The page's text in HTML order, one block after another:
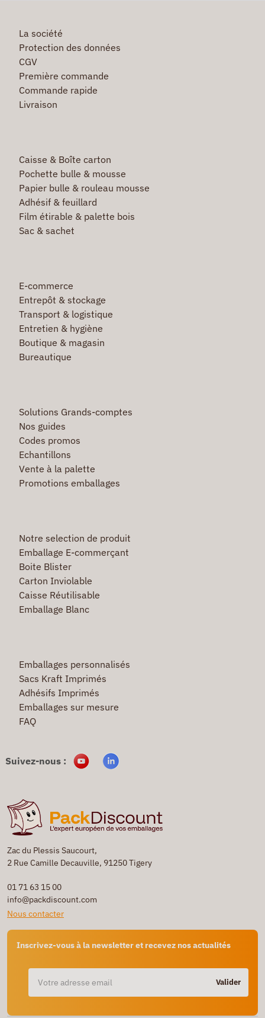
Zac du Plessis Saucourt,
2 Rue Camille Decauville, 91250 Tigery
01 71 63 15 00
info@packdiscount.com
Nous contacter
Inscrivez-vous à la newsletter et recevez nos actualités
Valider
La société
Protection des données
CGV
Première commande
Commande rapide
Livraison
Caisse & Boîte carton
Pochette bulle & mousse
Papier bulle & rouleau mousse
Adhésif & feuillard
Film étirable & palette bois
Sac & sachet
E-commerce
Entrepôt & stockage
Transport & logistique
Entretien & hygiène
Boutique & magasin
Bureautique
Solutions Grands-comptes
Nos guides
Codes promos
Echantillons
Vente à la palette
Promotions emballages
Notre selection de produit
Emballage E-commerçant
Boite Blister
Carton Inviolable
Caisse Réutilisable
Emballage Blanc
Emballages personnalisés
Sacs Kraft Imprimés
Adhésifs Imprimés
Emballages sur mesure
FAQ
Suivez-nous :